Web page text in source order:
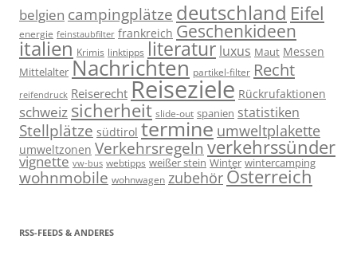
belgien campingplätze deutschland Eifel
energie feinstaubfilter frankreich Geschenkideen
italien Krimis linktipps literatur luxus Maut Messen
Mittelalter Nachrichten partikel-filter Recht
reifendruck Reiserecht Reiseziele Rückrufaktionen
schweiz sicherheit slide-out spanien statistiken
Stellplätze südtirol termine umweltplakette
umweltzonen Verkehrsregeln verkehrssünder
vignette vw-bus webtipps weißer stein Winter wintercamping
wohnmobile wohnwagen zubehör Österreich
RSS-FEEDS & ANDERES